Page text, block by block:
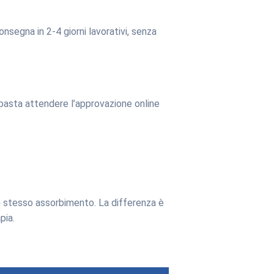
in 2-4 giorni lavorativi, senza
attendere l’approvazione online
assorbimento. La differenza è